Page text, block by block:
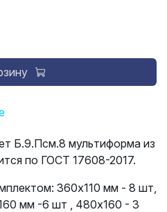
Б.9.Псм.8 мультиформа из
по ГОСТ 17608-2017.
360х110 мм - 8 шт,
мм -6 шт , 480х160 - 3